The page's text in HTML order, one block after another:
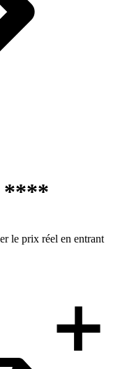
****
le prix réel en entrant